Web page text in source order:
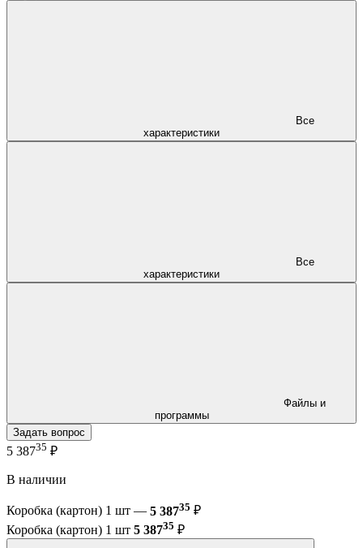
характеристики
характеристики
программы
Задать вопрос
5 38735 ₽
В наличии
Коробка (картон) 1 шт — 5 38735 ₽
Коробка (картон) 1 шт 5 38735 ₽